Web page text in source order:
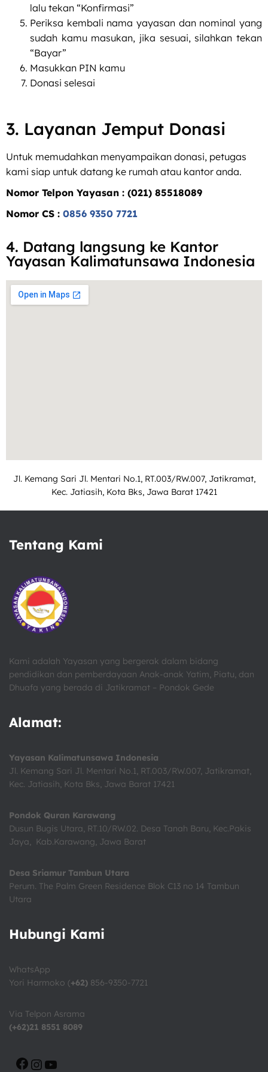
lalu tekan “Konfirmasi”
Periksa kembali nama yayasan dan nominal yang
sudah kamu masukan, jika sesuai, silahkan tekan
“Bayar”
Masukkan PIN kamu
Donasi selesai
3. Layanan Jemput Donasi
Untuk memudahkan menyampaikan donasi, petugas
kami siap untuk datang ke rumah atau kantor anda.
Nomor Telpon Yayasan : (021) 85518089
Nomor CS : 0856 9350 7721
4. Datang langsung ke Kantor
Yayasan Kalimatunsawa Indonesia
Jl. Kemang Sari Jl. Mentari No.1, RT.003/RW.007, Jatikramat,
Kec. Jatiasih, Kota Bks, Jawa Barat 17421
Tentang Kami
Kami adalah Yayasan yang bergerak dalam bidang
pendidikan dan pemberdayaan Anak-anak Yatim, Piatu, dan
Dhuafa yang berada di Jatikramat – Pondok Gede
Alamat:
Yayasan Kalimatunsawa Indonesia
Jl. Kemang Sari Jl. Mentari No.1, RT.003/RW.007, Jatikramat,
Kec. Jatiasih, Kota Bks, Jawa Barat 17421
Pondok Quran Karawang
Dusun Bugis Utara, RT.10/RW.02. Desa Tanah Baru, Kec.Pakis
Jaya, Kab.Karawang, Jawa Barat
Desa Sriamur Tambun Utara
Perum. The Palm Green Residence Blok C13 no 14 Tambun
Utara
Hubungi Kami
WhatsApp
Yori Harmoko (+62) 856-9350-7721
Via Telpon Asrama
(+62)21 8551 8089